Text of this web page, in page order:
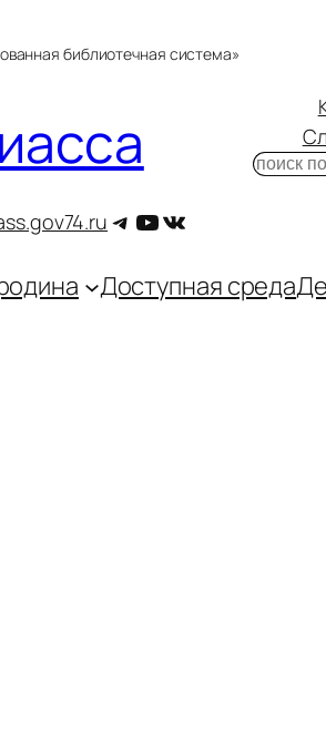
библиотечная система»
Telegram
YouTube
ВКонтакте
Поиск
Доступная среда